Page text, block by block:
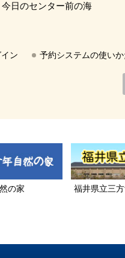
今日のセンター前の海
ン 予約システムの使いか
の家 福井県立三